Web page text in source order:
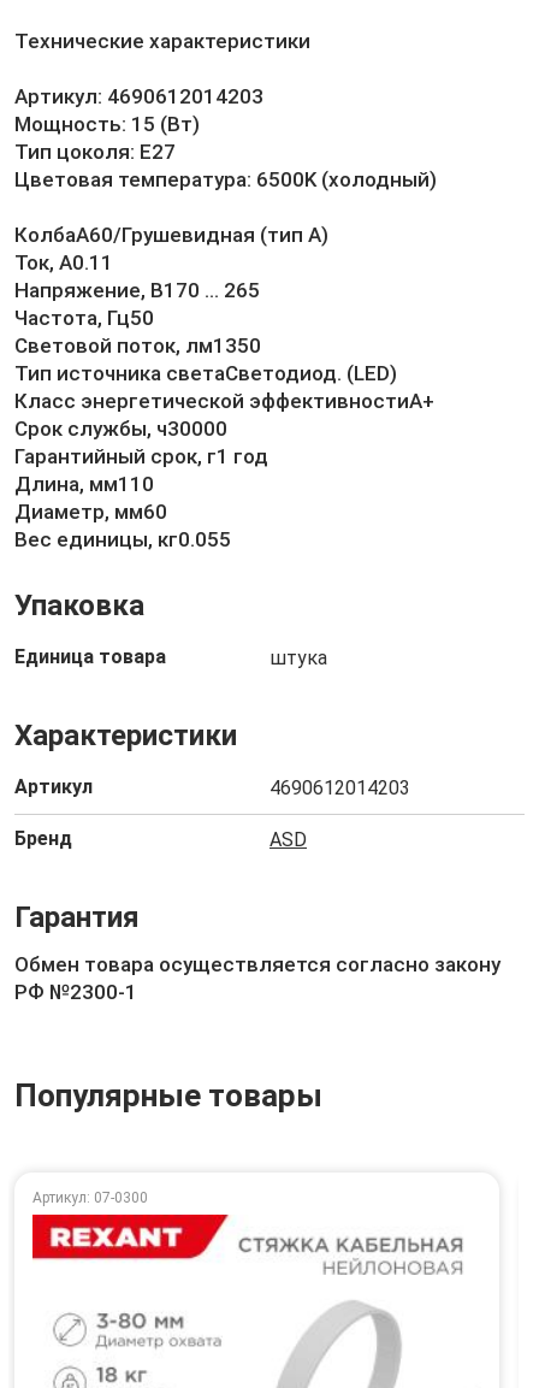
Технические характеристики
Артикул: 4690612014203
Мощность: 15 (Вт)
Тип цоколя: E27
Цветовая температура: 6500K (холодный)
КолбаA60/Грушевидная (тип A)
Ток, А0.11
Напряжение, В170 … 265
Частота, Гц50
Световой поток, лм1350
Тип источника светаСветодиод. (LED)
Класс энергетической эффективностиA+
Срок службы, ч30000
Гарантийный срок, г1 год
Длина, мм110
Диаметр, мм60
Вес единицы, кг0.055
Упаковка
Единица товара штука
Характеристики
Артикул 4690612014203
Бренд ASD
Гарантия
Обмен товара осуществляется согласно закону
РФ №2300-1
Популярные товары
Артикул: 07-0300